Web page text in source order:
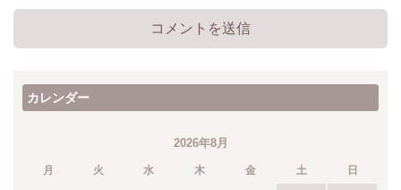
カレンダー
2026年8月
月 火 水 木 金 土 日